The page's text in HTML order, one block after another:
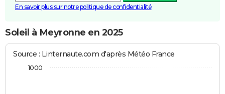
En savoir plus sur notre politique de confidentialité
Soleil à Meyronne en 2025
Source : Linternaute.com d'après Météo France
1000